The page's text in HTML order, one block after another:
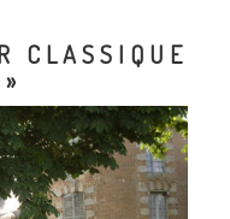
CLASSIQUE